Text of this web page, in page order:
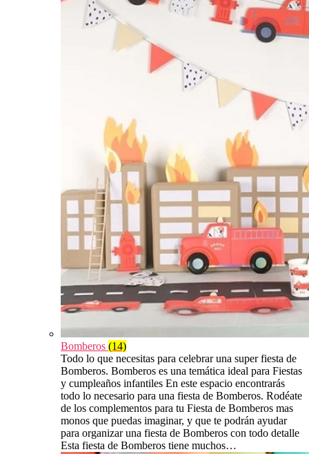
Bomberos (14)
Todo lo que necesitas para celebrar una super fiesta de
Bomberos. Bomberos es una temática ideal para Fiestas
y cumpleaños infantiles En este espacio encontrarás
todo lo necesario para una fiesta de Bomberos. Rodéate
de los complementos para tu Fiesta de Bomberos mas
monos que puedas imaginar, y que te podrán ayudar
para organizar una fiesta de Bomberos con todo detalle
Esta fiesta de Bomberos tiene muchos…